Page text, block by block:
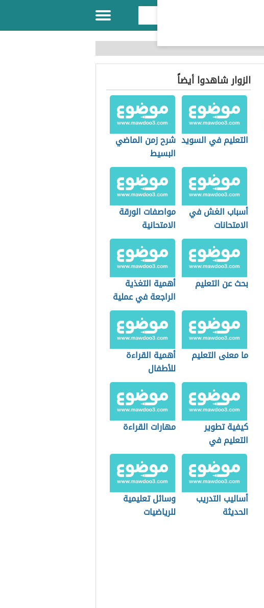
الزوار شاهدوا أيضاً
التعليم في السويد شرح زمن الماضي
البسيط
أسباب الغش في
الامتحانات
مواصفات الورقة
الامتحانية
بحث عن التعليم
أهمية التغذية
الراجعة في عملية
التعليم
ما معنى التعليم
أهمية القراءة
للأطفال
كيفية تطوير
التعليم في
المدارس
مهارات القراءة
أساليب التدريب
الحديثة
وسائل تعليمية
للرياضيات